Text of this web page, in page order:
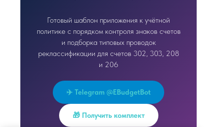
Готовый шаблон приложения к учётной
политике с порядком контроля знаков счетов
и подборка типовых проводок
реклассификации для счетов 302, 303, 208
и 206
✈️ Telegram @EBudgetBot
🎁 Получить комплект